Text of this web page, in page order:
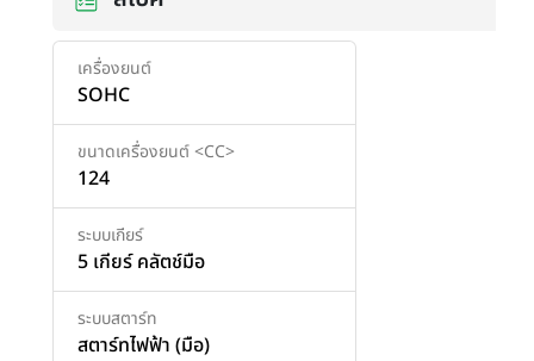
เครื่องยนต์
SOHC
ขนาดเครื่องยนต์ <CC>
124
ระบบเกียร์
5 เกียร์ คลัตช์มือ
ระบบสตาร์ท
สตาร์ทไฟฟ้า (มือ)